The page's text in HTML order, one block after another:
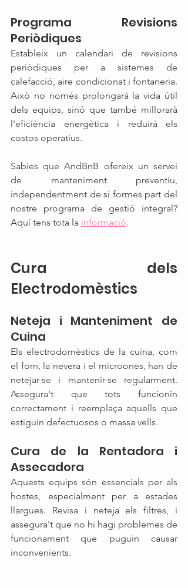
Programa Revisions
Periòdiques
Estableix un calendari de revisions
periòdiques per a sistemes de
calefacció, aire condicionat i fontaneria.
Això no només prolongarà la vida útil
dels equips, sinó que també millorarà
l'eficiència energètica i reduirà els
costos operatius.
Sabies que AndBnB ofereix un servei
de manteniment preventiu,
independentment de si formes part del
nostre programa de gestió integral?
Aquí tens tota la informació.
Cura dels
Electrodomèstics
Neteja i Manteniment de
Cuina
Els electrodomèstics de la cuina, com
el forn, la nevera i el microones, han de
netejar-se i mantenir-se regularment.
Assegura't que tots funcionin
correctament i reemplaça aquells que
estiguin defectuosos o massa vells.
Cura de la Rentadora i
Assecadora
Aquests equips són essencials per als
hostes, especialment per a estades
llargues. Revisa i neteja els filtres, i
assegura't que no hi hagi problemes de
funcionament que puguin causar
inconvenients.